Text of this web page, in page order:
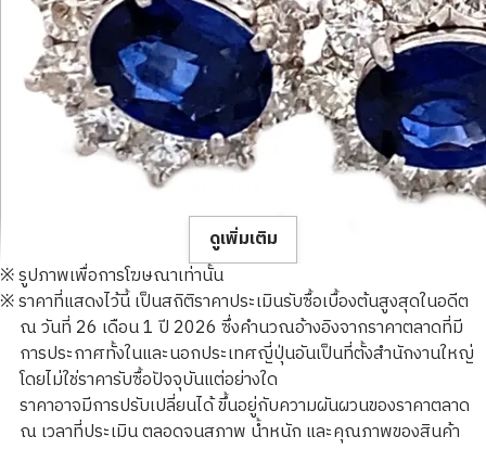
Platinum (Pt900) earrings
ราคารับซื้ออ้างอิง
ดูเพิ่มเติม
※ รูปภาพเพื่อการโฆษณาเท่านั้น
※ ราคาที่แสดงไว้นี้ เป็นสถิติราคาประเมินรับซื้อเบื้องต้นสูงสุดในอดีต
ณ วันที่ 26 เดือน 1 ปี 2026 ซึ่งคำนวณอ้างอิงจากราคาตลาดที่มี
การประกาศทั้งในและนอกประเทศญี่ปุ่นอันเป็นที่ตั้งสำนักงานใหญ่
โดยไม่ใช่ราคารับซื้อปัจจุบันแต่อย่างใด
ราคาอาจมีการปรับเปลี่ยนได้ ขึ้นอยู่กับความผันผวนของราคาตลาด
ณ เวลาที่ประเมิน ตลอดจนสภาพ น้ำหนัก และคุณภาพของสินค้า